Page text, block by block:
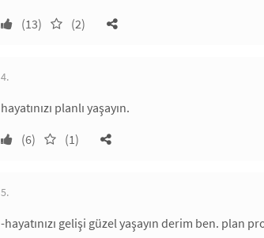
(13) (2)
4.
hayatınızı planlı yaşayın.
(6)
(1)
5.
-hayatınızı gelişi güzel yaşayın derim ben. plan